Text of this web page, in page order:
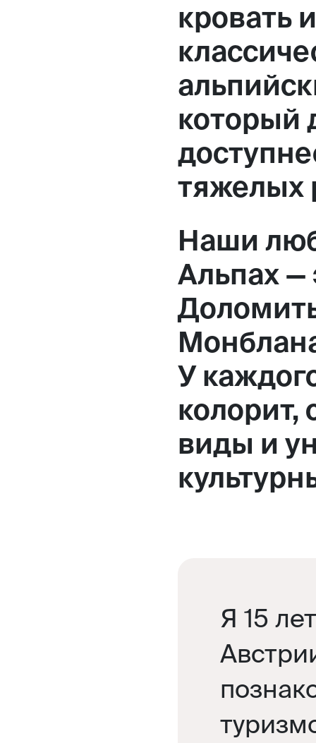
кровать
который
тяжелых
Наши
Альпах —
У
виды и
Я 15